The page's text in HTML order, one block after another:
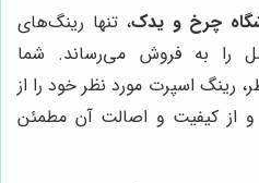
چرخ و یدک، تنها رینگ‌های
را به فروش می‌رساند. شما
رینگ اسپرت مورد نظر خود را از
و از کیفیت و اصالت آن مطمئن